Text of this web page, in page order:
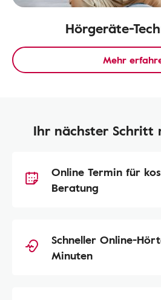
Hörgeräte-
Mehr
Ihr nächster Schritt
Online Termin für
Beratung
Schneller Online-
Minuten